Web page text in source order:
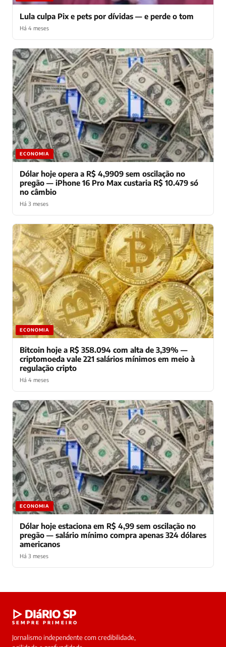
Lula culpa Pix e pets por dívidas — e perde o tom
Há 4 meses
ECONOMIA
Dólar hoje opera a R$ 4,9909 sem oscilação no
pregão — iPhone 16 Pro Max custaria R$ 10.479 só
no câmbio
Há 3 meses
ECONOMIA
Bitcoin hoje a R$ 358.094 com alta de 3,39% —
criptomoeda vale 221 salários mínimos em meio à
regulação cripto
Há 4 meses
ECONOMIA
Dólar hoje estaciona em R$ 4,99 sem oscilação no
pregão — salário mínimo compra apenas 324 dólares
americanos
Há 3 meses
online
▷ DIáRIO SP
SEMPRE PRIMEIRO
Jornalismo independente com credibilidade,